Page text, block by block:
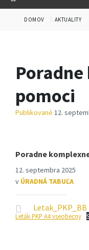
DOMOV AKTUALITY
pomoci
Publikované 12.
Poradne
12. septembra 2025
v ÚRADNÁ TABUĽA
Letak_PKP_BB
Leták PKP A4 vseobecny